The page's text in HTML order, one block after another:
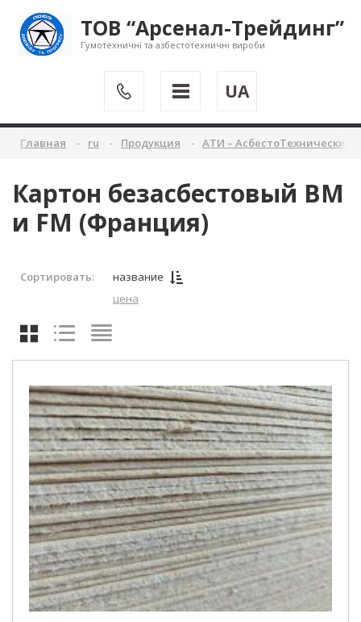
ТОВ “Арсенал-Трейдинг”
Гумотехничні та азбестотехничні вироби
UA
Главная ru Продукция АТИ – АсбестоТехнические
Картон безасбестовый ВМ
и FM (Франция)
Сортировать:
название
цена